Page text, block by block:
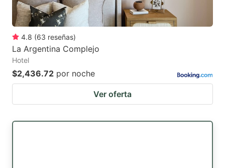
4.8 (63 reseñas)
La Argentina Complejo
Hotel
$2,436.72 por noche
Ver oferta